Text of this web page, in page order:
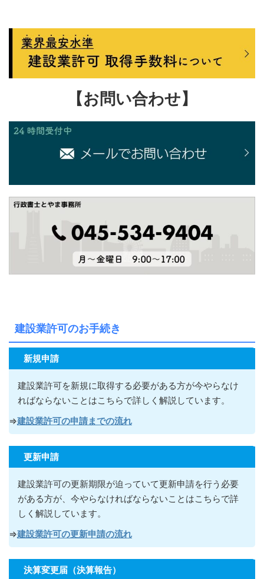
【お問い合わせ】
建設業許可のお手続き
新規申請
建設業許可を新規に取得する必要がある方が今やらなけ
ればならないこ とはこちらで詳しく解説しています。
⇒建設業許可の申請までの流れ
更新申請
建設業許可の更新期限が迫っていて更新申請を行う必要
がある方が 、今やらなければならないこ とはこちらで詳
しく解説しています。
⇒建設業許可の更新申請の流れ
決算変更届（決算報告）